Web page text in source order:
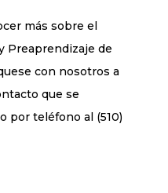
más sobre el
Preaprendizaje de
con nosotros a
que se
por teléfono al (510)